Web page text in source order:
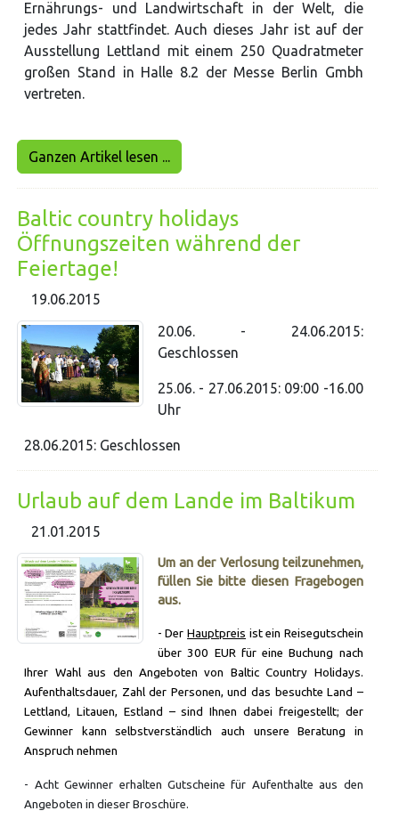
Ernährungs- und Landwirtschaft in der Welt, die
jedes Jahr stattfindet. Auch dieses Jahr ist auf der
Ausstellung Lettland mit einem 250 Quadratmeter
großen Stand in Halle 8.2 der Messe Berlin Gmbh
vertreten.
Ganzen Artikel lesen ...
Baltic country holidays
Öffnungszeiten während der
Feiertage!
19.06.2015
20.06. - 24.06.2015:
Geschlossen
25.06. - 27.06.2015: 09:00 -16.00
Uhr
28.06.2015: Geschlossen
Urlaub auf dem Lande im Baltikum
21.01.2015
Um an der Verlosung teilzunehmen,
füllen Sie bitte diesen Fragebogen
aus.
- DerHauptpreis ist ein Reisegutschein
über 300 EUR für eine Buchung nach
Ihrer Wahl aus den Angeboten von Baltic Country Holidays.
Aufenthaltsdauer, Zahl der Personen, und das besuchte Land –
Lettland, Litauen, Estland – sind Ihnen dabei freigestellt; der
Gewinner kann selbstverständlich auch unsere Beratung in
Anspruch nehmen
- Acht Gewinner erhalten Gutscheine für Aufenthalte aus den
Angeboten in dieser Broschüre.